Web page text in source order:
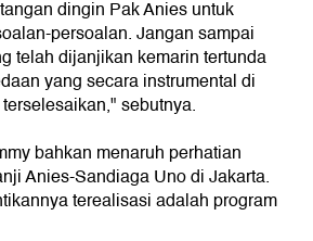
dingin Pak Anies untuk
persoalan. Jangan sampai
telah dijanjikan kemarin tertunda
yang secara instrumental di
sebutnya.
bahkan menaruh perhatian
Anies-Sandiaga Uno di Jakarta.
terealisasi adalah program